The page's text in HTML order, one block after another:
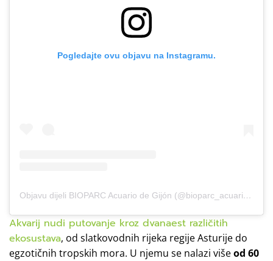
Pogledajte ovu objavu na Instagramu.
Objavu dijeli BIOPARC Acuario de Gijón (@bioparc_acuariodegijon)
Akvarij nudi putovanje kroz dvanaest različitih
ekosustava, od slatkovodnih rijeka regije Asturije do
egzotičnih tropskih mora. U njemu se nalazi višeod 60